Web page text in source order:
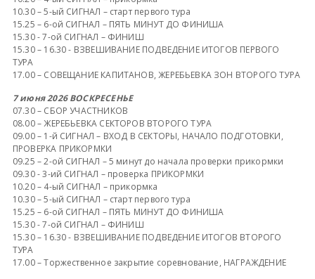
10.30 – 5-ый СИГНАЛ – старт первого тура
15.25 – 6-ой СИГНАЛ – ПЯТЬ МИНУТ ДО ФИНИША
15.30 - 7-ой СИГНАЛ – ФИНИШ
15.30 – 16.30 - ВЗВЕШИВАНИЕ ПОДВЕДЕНИЕ ИТОГОВ ПЕРВОГО
ТУРА
17.00 – СОВЕЩАНИЕ КАПИТАНОВ, ЖЕРЕБЬЕВКА ЗОН ВТОРОГО ТУРА
7 июня 2026 ВОСКРЕСЕНЬЕ
07.30 – СБОР УЧАСТНИКОВ
08.00 – ЖЕРЕБЬЕВКА СЕКТОРОВ ВТОРОГО ТУРА
09.00 – 1-й СИГНАЛ – ВХОД В СЕКТОРЫ, НАЧАЛО ПОДГОТОВКИ,
ПРОВЕРКА ПРИКОРМКИ
09.25 – 2-ой СИГНАЛ – 5 минут до начала проверки прикормки
09.30 - 3-ий СИГНАЛ – проверка ПРИКОРМКИ
10.20 – 4-ый СИГНАЛ – прикормка
10.30 – 5-ый СИГНАЛ – старт первого тура
15.25 – 6-ой СИГНАЛ – ПЯТЬ МИНУТ ДО ФИНИША
15.30 - 7-ой СИГНАЛ – ФИНИШ
15.30 – 16.30 - ВЗВЕШИВАНИЕ ПОДВЕДЕНИЕ ИТОГОВ ВТОРОГО
ТУРА
17.00 – Торжественное закрытие соревнование, НАГРАЖДЕНИЕ